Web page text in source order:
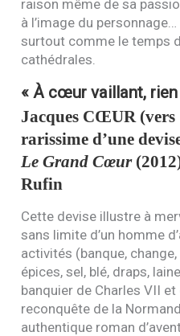
raison même de sa
à l’image du
surtout comme le temps
cathédrales.
« À cœur vaillant, rien
Jacques CŒUR (vers
rarissime d’une
Le Grand Cœur
Rufin
Cette devise illustre à
sans limite d’un homme
activités (banque,
épices, sel, blé, draps,
banquier de CharlesVII et
reconquête de la
authentique roman